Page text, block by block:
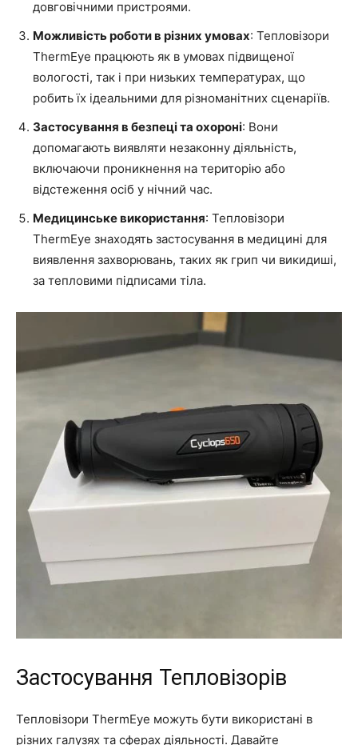
довговічними пристроями.
Можливість роботи в різних умовах: Тепловізори
ThermEye працюють як в умовах підвищеної
вологості, так і при низьких температурах, що
робить їх ідеальними для різноманітних сценаріїв.
Застосування в безпеці та охороні: Вони
допомагають виявляти незаконну діяльність,
включаючи проникнення на територію або
відстеження осіб у нічний час.
Медицинське використання: Тепловізори
ThermEye знаходять застосування в медицині для
виявлення захворювань, таких як грип чи викидиші,
за тепловими підписами тіла.
Застосування Тепловізорів
Тепловізори ThermEye можуть бути використані в
різних галузях та сферах діяльності. Давайте